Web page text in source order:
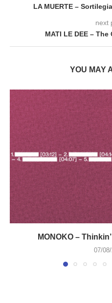
LA MUERTE –
next
MATI LE DEE –
YOU MAY
MONOKO –
07/